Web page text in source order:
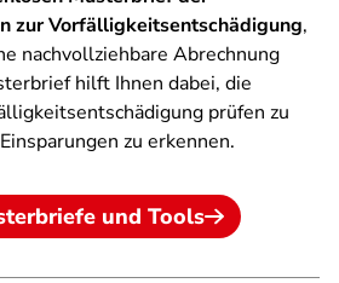
zur Vorfälligkeitsentschädigung,
nachvollziehbare Abrechnung
hilft Ihnen dabei, die
prüfen zu
zu erkennen.
und Tools